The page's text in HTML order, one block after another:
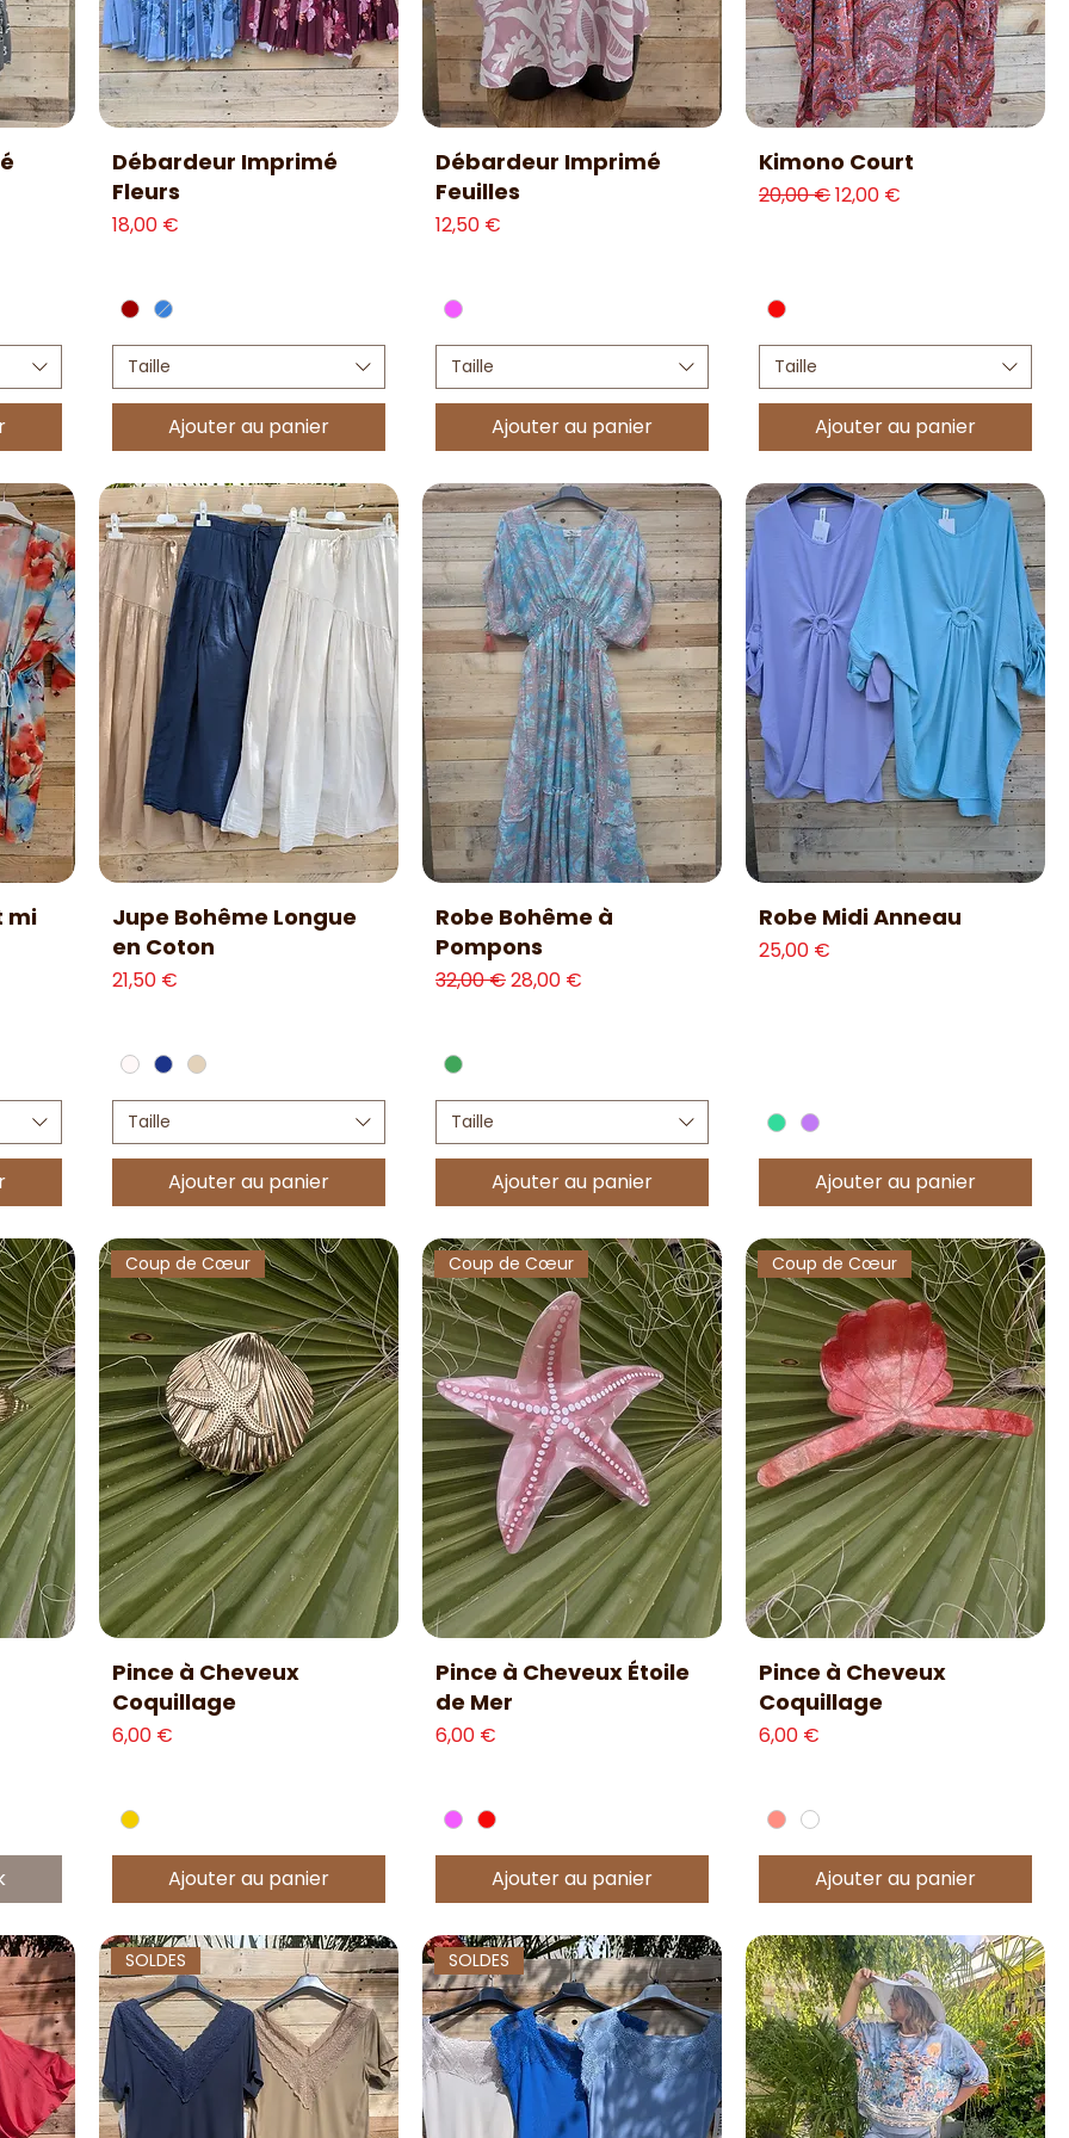
Aperçu rapide
Débardeur Imprimé
Fleurs
Prix
18,00 €
Taille
Ajouter au panier
Aperçu rapide
Débardeur Imprimé
Feuilles
Prix
12,50 €
Taille
Ajouter au panier
Aperçu rapide
Kimono Court
Prix original
20,00 €Prix promotionnel
12,00 €
Taille
Ajouter au panier
mi
Aperçu rapide
Jupe Bohême Longue
en Coton
Prix
21,50 €
Taille
Ajouter au panier
Aperçu rapide
Robe Bohême à
Pompons
Prix original
32,00 €Prix promotionnel
28,00 €
Taille
Ajouter au panier
Aperçu rapide
Robe Midi Anneau
Prix
25,00 €
Ajouter au panier
Aperçu rapide
Coup de Cœur
Pince à Cheveux
Coquillage
Prix
6,00 €
Ajouter au panier
Aperçu rapide
Coup de Cœur
Pince à Cheveux Étoile
de Mer
Prix
6,00 €
Ajouter au panier
Aperçu rapide
Coup de Cœur
Pince à Cheveux
Coquillage
Prix
6,00 €
Ajouter au panier
SOLDES SOLDES